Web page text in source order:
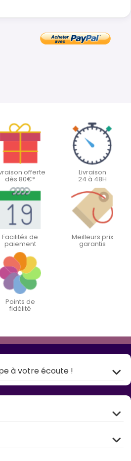
offerte
dès 80€*
Livraison
24 à 48H
Facilités de
paiement
Meilleurs prix
garantis
Points de
fidélité
à votre écoute !